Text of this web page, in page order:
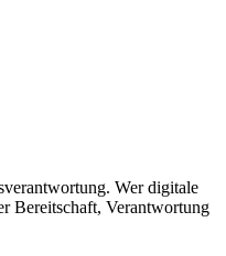
Wer digitale
Bereitschaft, Verantwortung